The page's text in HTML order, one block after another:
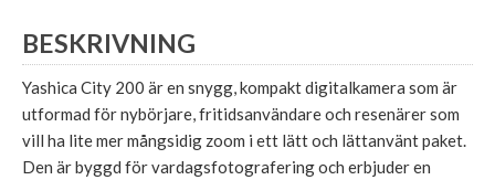
BESKRIVNING
Yashica City 200 är en snygg, kompakt digitalkamera som är
utformad för nybörjare, fritidsanvändare och resenärer som
vill ha lite mer mångsidig zoom i ett lätt och lättanvänt paket.
Den är byggd för vardagsfotografering och erbjuder en